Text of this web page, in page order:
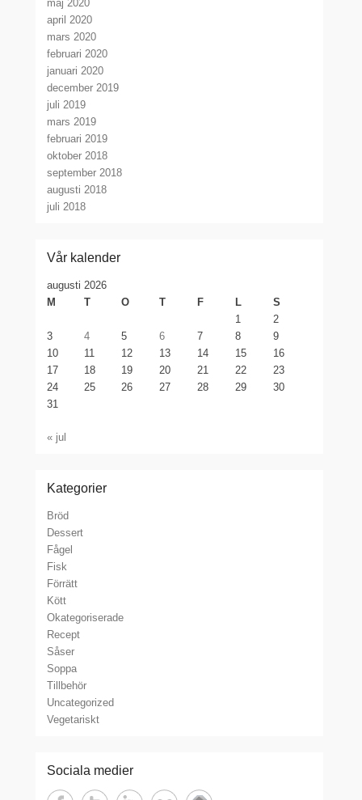
maj 2020
april 2020
mars 2020
februari 2020
januari 2020
december 2019
juli 2019
mars 2019
februari 2019
oktober 2018
september 2018
augusti 2018
juli 2018
Vår kalender
augusti 2026
M
T O T F L
S
1
2
3
4 5 6 7 8
9
10
11 12 13 14 15
16
17
18 19 20 21 22
23
24
25 26 27 28 29
30
31
« jul
Kategorier
Bröd
Dessert
Fågel
Fisk
Förrätt
Kött
Okategoriserade
Recept
Såser
Soppa
Tillbehör
Uncategorized
Vegetariskt
Sociala medier